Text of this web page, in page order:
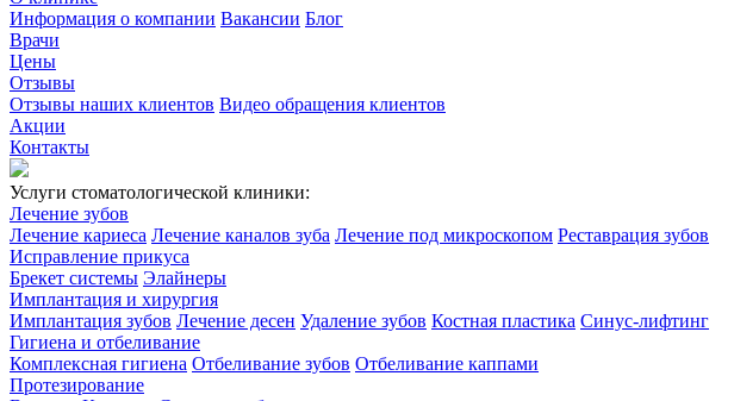
Информация о компании Вакансии Блог
Врачи
Цены
Отзывы
Отзывы наших клиентов Видео обращения клиентов
Акции
Контакты
Услуги стоматологической клиники:
Лечение зубов
Лечение кариеса Лечение каналов зуба Лечение под микроскопом Реставрация зубов
Исправление прикуса
Брекет системы Элайнеры
Имплантация и хирургия
Имплантация зубов Лечение десен Удаление зубов Костная пластика Синус-лифтинг
Гигиена и отбеливание
Комплексная гигиена Отбеливание зубов Отбеливание каппами
Протезирование